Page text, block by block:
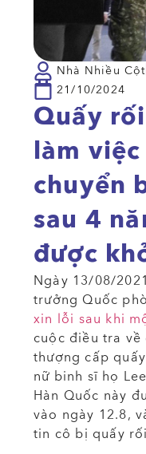
Nhà Nhiều Cột
21/10/2024
Quấy
làm việc
chuyển
sau 4
được
Ngày 13/08/
trưởng Quốc
xin lỗi sau khi
cuộc điều tra
thượng cấp
nữ binh sĩ họ
Hàn Quốc này
vào ngày 12.8,
tin cô bị quấy